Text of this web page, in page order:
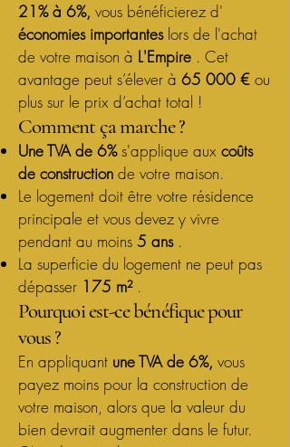
21% à 6%, vous bénéficierez d'
économies importanteslors de l'achat
de votre maison à L'Empire . Cet
avantage peut s’élever à 65 000 € ou
plus sur le prix d’achat total !
Comment ça marche ?
Une TVA de 6%s'applique aux coûts
de construction de votre maison.
Le logement doit être votre résidence
principale et vous devez y vivre
pendant au moins 5 ans.
La superficie du logement ne peut pas
dépasser 175 m².
Pourquoi est-ce bénéfique pour
vous ?
En appliquant une TVA de 6%, vous
payez moins pour la construction de
votre maison, alors que la valeur du
bien devrait augmenter dans le futur.